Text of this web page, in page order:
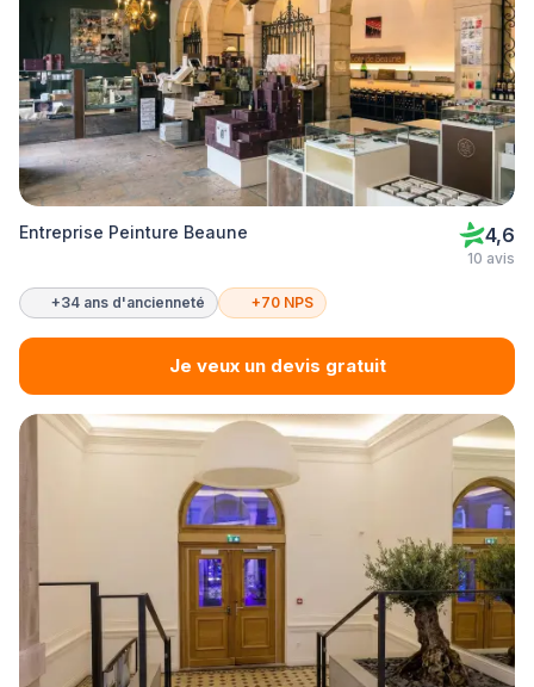
Entreprise Peinture Beaune 4,6
10 avis
+34 ans d'ancienneté +70 NPS
Je veux un devis gratuit